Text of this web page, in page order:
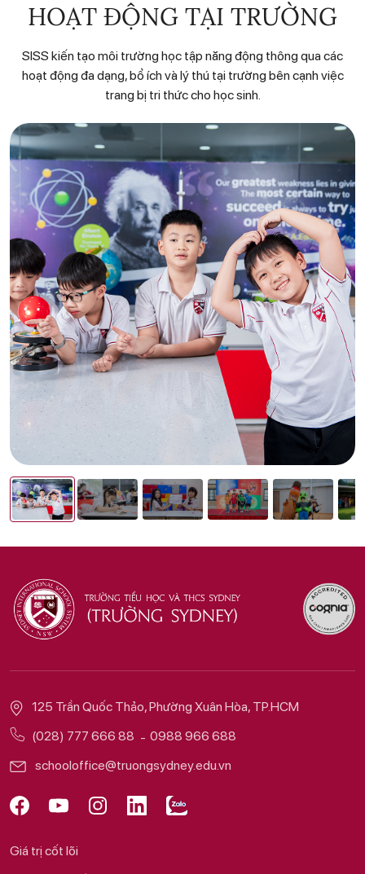
HOẠT ĐỘNG TẠI TRƯỜNG
SISS kiến tạo môi trường học tập năng động thông qua các
hoạt động đa dạng, bổ ích và lý thú tại trường bên cạnh việc
trang bị tri thức cho học sinh.
125 Trần Quốc Thảo, Phường Xuân Hòa, TP.HCM
(028) 777 666 88
0988 966 688
schooloffice@truongsydney.edu.vn
Giá trị cốt lõi